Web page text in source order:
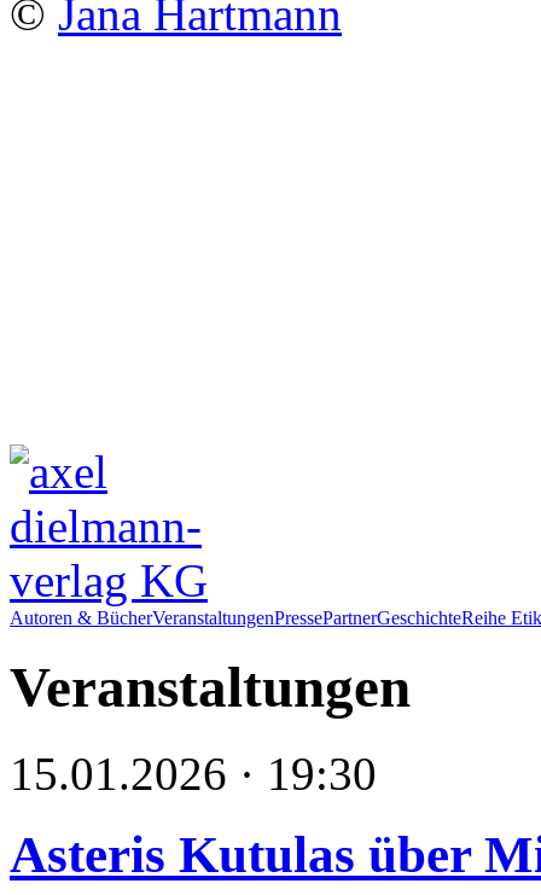
© Jana Hartmann
Autoren & BücherVeranstaltungenPressePartnerGeschichteReihe
Veranstaltungen
15.01.2026 · 19:30
Asteris Kutulas über